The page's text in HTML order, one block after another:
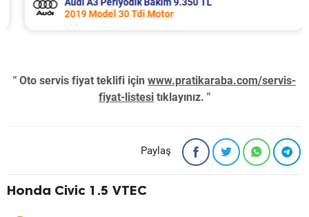
2019 Model 30 Tdi Motor
" Oto servis fiyat teklifi için www.pratikaraba.com/servis-
fiyat-listesi tıklayınız. "
Paylaş
Honda Civic 1.5 VTEC